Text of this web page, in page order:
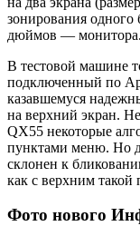
зонирования
дюймов — монитора.
В тестовой машине
подключенный по
казавшемуся
на верхний экран.
QX55 некоторые
пунктами меню. Но
склонен к
как с верхним
Фото нового